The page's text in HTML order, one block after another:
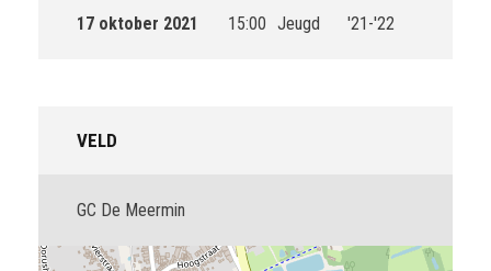
17 oktober 2021 15:00 Jeugd '21-'22
VELD
GC De Meermin